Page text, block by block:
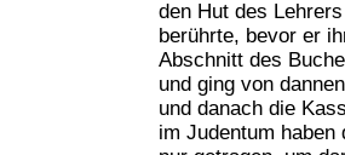
den Hut des
berührte, bevor er
Abschnitt des
und ging von
und danach die
im Judentum